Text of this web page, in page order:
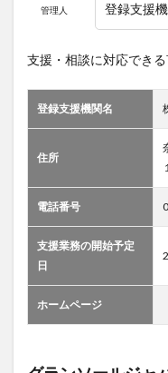
管理人
登録支援機
支援・相談に対応でき
登録支援機関名
住所
電話番号
支援業務の開始予定
日
ホームページ